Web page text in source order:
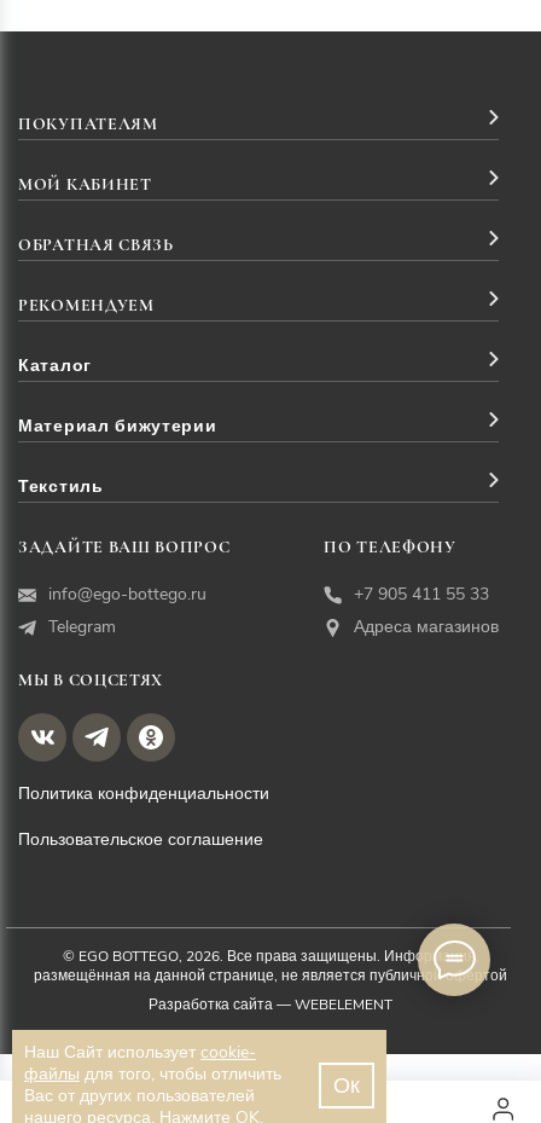
ПОКУПАТЕЛЯМ
МОЙ КАБИНЕТ
ОБРАТНАЯ СВЯЗЬ
РЕКОМЕНДУЕМ
Каталог
Материал бижутерии
Текстиль
ЗАДАЙТЕ ВАШ ВОПРОС
info@ego-bottego.ru
Telegram
ПО ТЕЛЕФОНУ
+7 905 411 55 33
Адреса магазинов
МЫ В СОЦСЕТЯХ
Политика конфиденциальности
Пользовательское соглашение
© EGO BOTTEGO, 2026. Все права защищены. Информация,
размещённая на данной странице, не является публичной офертой
Разработка сайта —WEBELEMENT
Наш Сайт использует cookie-
файлы для того, чтобы отличить
Вас от других пользователей
нашего ресурса. Нажмите OK.
Ок